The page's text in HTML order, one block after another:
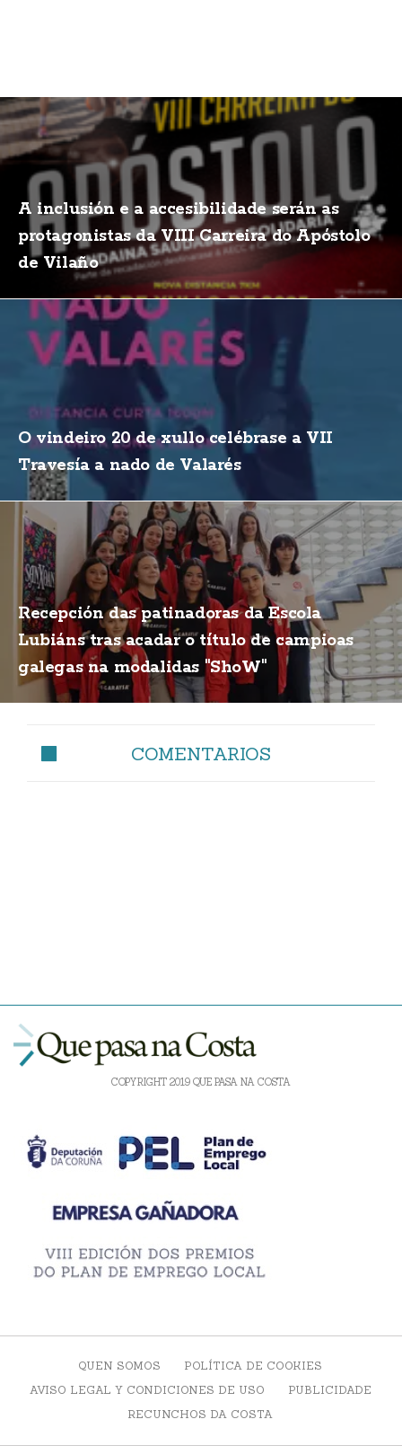
A inclusión e a accesibilidade serán as
protagonistas da VIII Carreira do Apóstolo
de Vilaño
O vindeiro 20 de xullo celébrase a VII
Travesía a nado de Valarés
Recepción das patinadoras da Escola
Lubiáns tras acadar o título de campioas
galegas na modalidas "ShoW"
COMENTARIOS
COPYRIGHT 2019 QUE PASA NA COSTA
QUEN SOMOS
POLÍTICA DE COOKIES
AVISO LEGAL Y CONDICIONES DE USO
PUBLICIDADE
RECUNCHOS DA COSTA